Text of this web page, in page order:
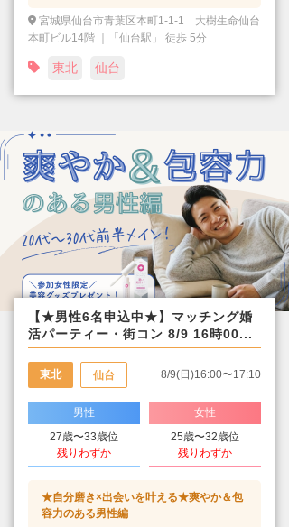
宮城県仙台市青葉区本町1-1-1 大樹生命仙台
本町ビル14階 ｜「仙台駅」 徒歩 5分
東北 仙台
【★男性6名申込中★】マッチング婚
活パーティー・街コン 8/9 16時00...
東北 仙台 8/9(日)16:00〜17:10
男性
27歳〜33歳位
残りわずか
女性
25歳〜32歳位
残りわずか
★自分磨き×出会いを叶える★爽やか＆包
容力のある男性編